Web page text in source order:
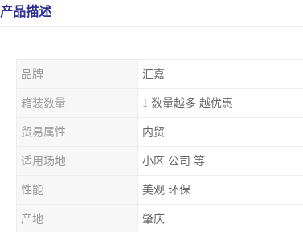
产品描述
品牌 汇嘉
箱装数量 1 数量越多 越优惠
贸易属性 内贸
适用场地 小区 公司 等
性能 美观 环保
产地 肇庆